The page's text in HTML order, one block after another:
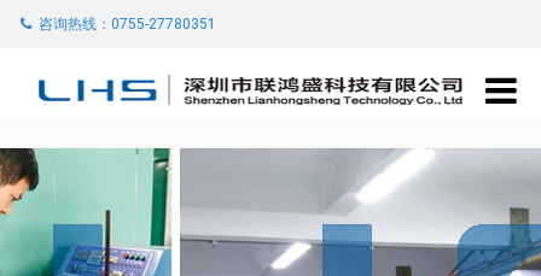
咨询热线：0755-27780351